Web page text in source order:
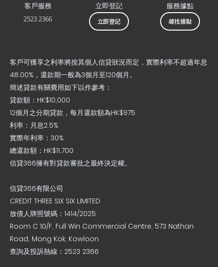
客戶服務
2523 2366
立即登記
立即登記
服務據點
尋找據點
客戶可獲享之利率將按其個人信貸狀況而定，實際利率不超過年息
48.00%，還款期一般為3個月至120個月。
簡述貸款有關費用如下以作參考：
貸款額：HK$10,000
12個月之分期貸款，每月還款額為HK$975
利率：月息2.5%
實際年利率：30%
總還款額：HK$11,700
信貸366擁有對貸款審批之最終決定權。
信貸366有限公司
CREDIT THREE SIX SIX LIMITED
放債人牌照號碼：1414/2025
Room C 10/F, Full Win Commercial Centre, 573 Nathan
Road, Mong Kok, Kowloon
查詢及投訴熱線：2523 2366